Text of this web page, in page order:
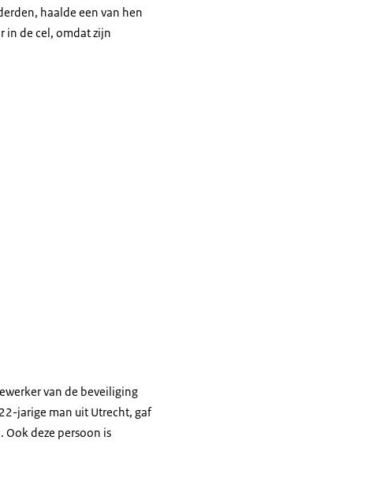
haalde een van hen
in de cel, omdat zijn
van de beveiliging
jarige man uit Utrecht, gaf
deze persoon is